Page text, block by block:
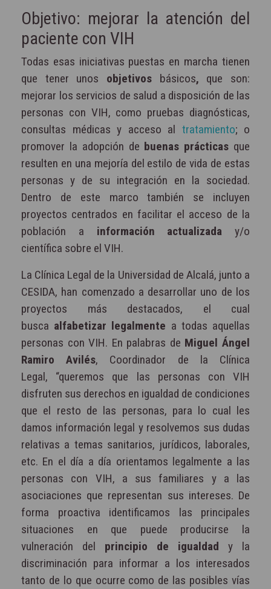
Objetivo: mejorar la atención del
paciente con VIH
Todas esas iniciativas puestas en marcha tienen
que tener unos objetivos básicos, que son:
mejorar los servicios de salud a disposición de las
personas con VIH, como pruebas diagnósticas,
consultas médicas y acceso al tratamiento; o
promover la adopción de buenas prácticas que
resulten en una mejoría del estilo de vida de estas
personas y de su integración en la sociedad.
Dentro de este marco también se incluyen
proyectos centrados en facilitar el acceso de la
población a información actualizada y/o
científica sobre el VIH.
La Clínica Legal de la Universidad de Alcalá, junto a
CESIDA, han comenzado a desarrollar uno de los
proyectos más destacados, el cual
busca alfabetizar legalmente a todas aquellas
personas con VIH. En palabras de Miguel Ángel
Ramiro Avilés, Coordinador de la Clínica
Legal, “queremos que las personas con VIH
disfruten sus derechos en igualdad de condiciones
que el resto de las personas, para lo cual les
damos información legal y resolvemos sus dudas
relativas a temas sanitarios, jurídicos, laborales,
etc. En el día a día orientamos legalmente a las
personas con VIH, a sus familiares y a las
asociaciones que representan sus intereses. De
forma proactiva identificamos las principales
situaciones en que puede producirse la
vulneración del principio de igualdad y la
discriminación para informar a los interesados
tanto de lo que ocurre como de las posibles vías